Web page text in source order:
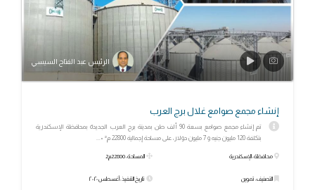
الرئيس عبد الفتاح السيسي
إنشاء مجمع صوامع غلال برج العرب
تم إنشاء مجمع صوامع بسعة 90 ألف طن بمدينة برج العرب الجديدة بمحافظة الإسكندرية
بتكلفة 120 مليون جنيه و 7 مليون دولار، على مساحة إجمالية 22800 م² •...
محافظة: الإسكندرية
التصنيف: تموين
المساحة: 22800م2
تاريخ التنفيذ: أغسطس ٢٠٢٠